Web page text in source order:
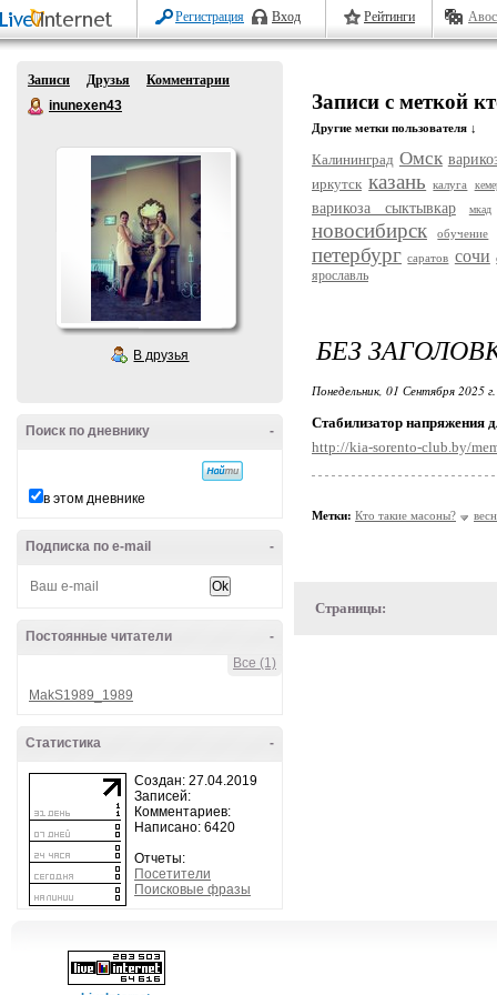
Регистрация Вход Рейтинги
Записи Друзья
Комментарии
inunexen43
В друзья
-
Поиск по дневнику
в этом дневнике
-
Подписка по e-mail
-
Постоянные читатели
Все (1)
MakS1989_1989
-
Статистика
Создан: 27.04.2019
Записей:
Комментариев:
Написано: 6420
Отчеты:
Посетители
Поисковые фразы
Записи с меткой
Другие метки пользователя ↓
Калининград Омск
иркутск казань калуга
варикоза сыктывкар мкад
новосибирск обучение
петербург саратов сочи
ярославль
БЕЗ
Понедельник, 01 Сентября 2025
Стабилизатор напряжения
http://kia-sorento-club.by/
Метки: Кто такие масоны?
Страницы: